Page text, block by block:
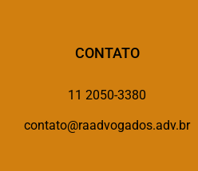
CONTATO
11 2050-3380
contato@raadvogados.adv.br